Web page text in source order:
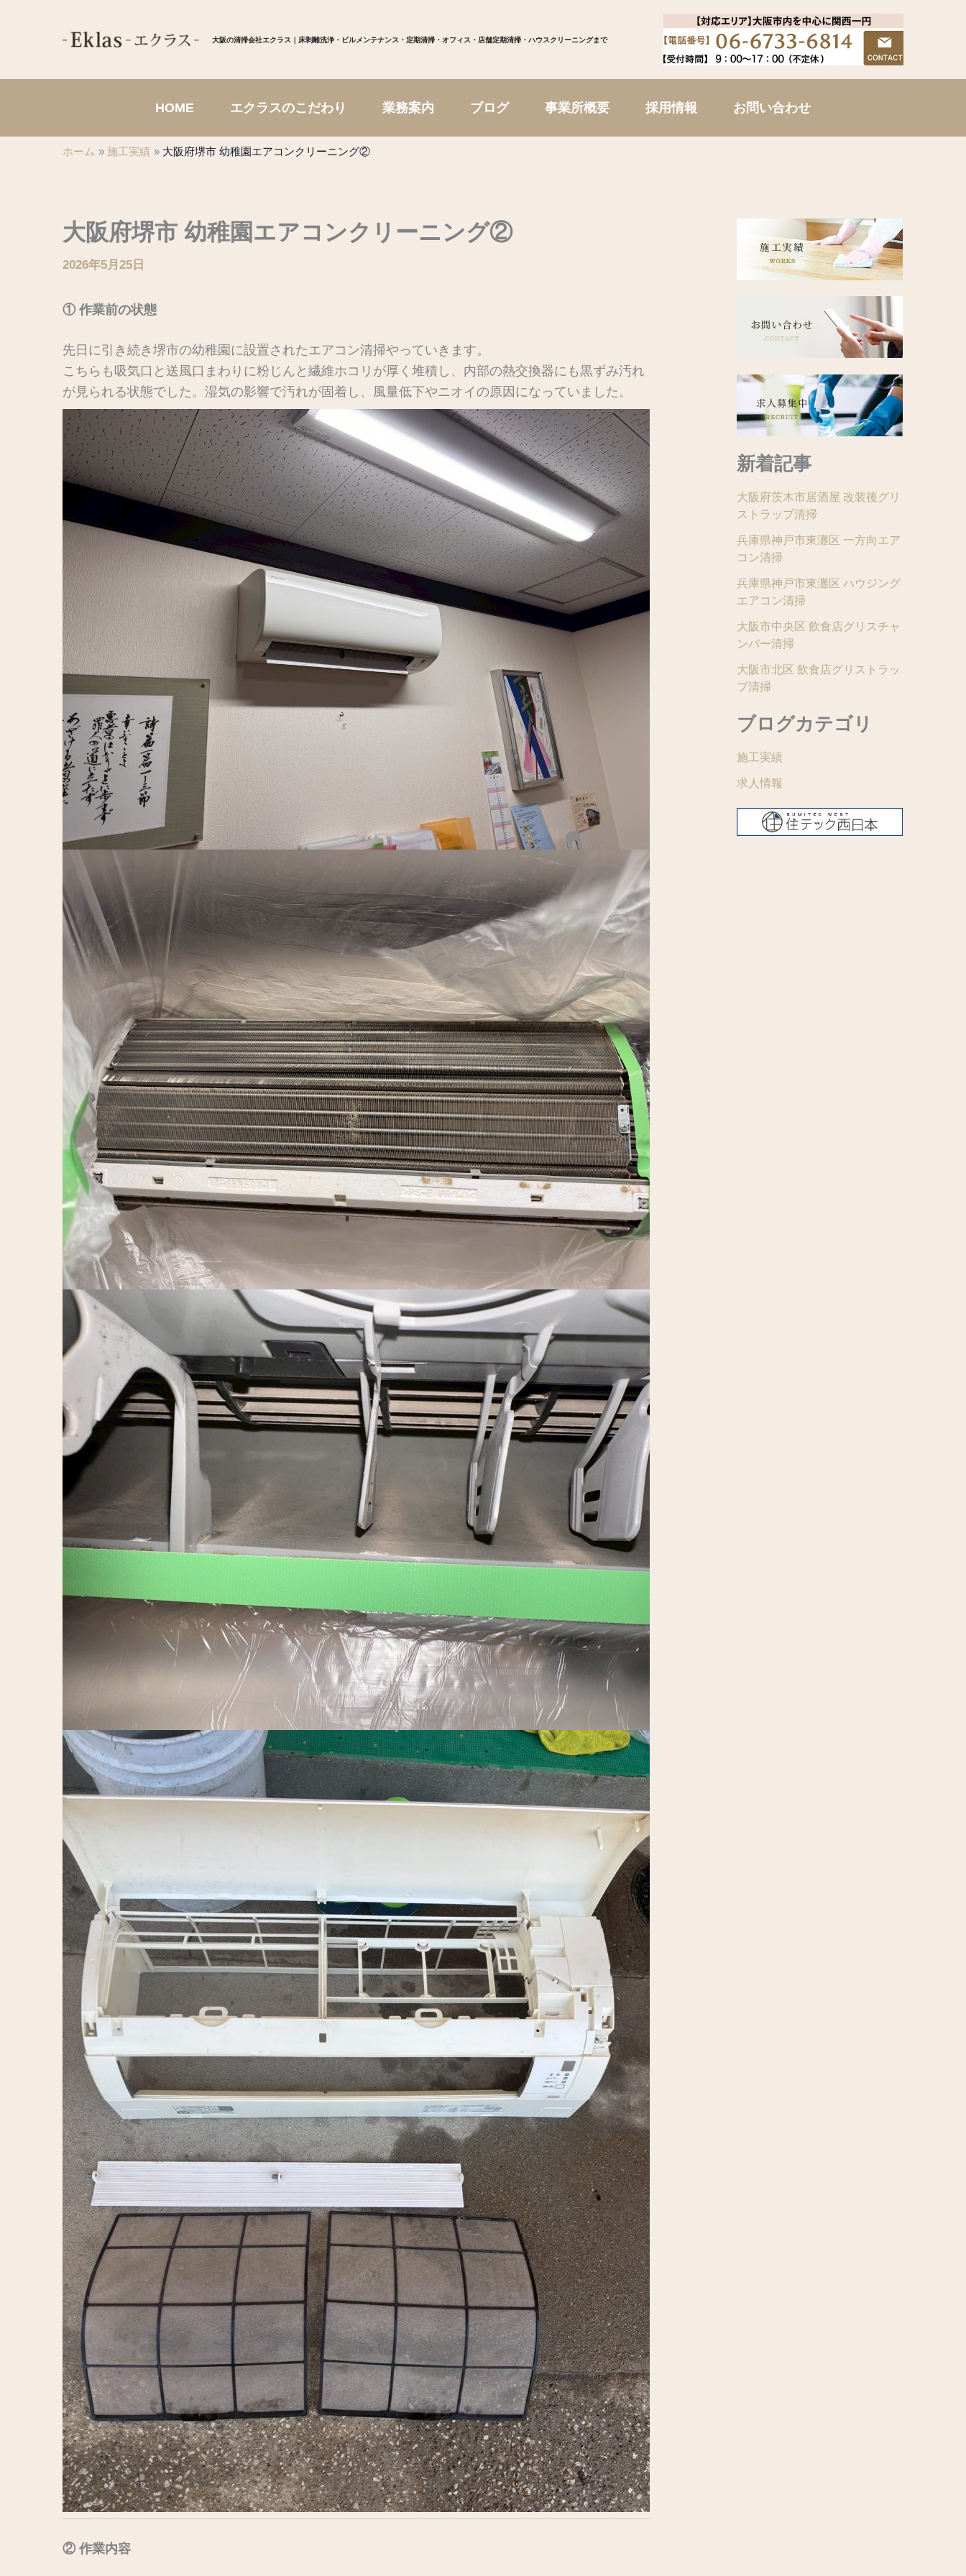
プ
大阪の清掃会社エクラス｜床剥離洗浄・ビルメンテナンス・定期清掃・オフィス・店舗定期清掃・ハウスクリーニングまで
HOME エクラスのこだわり 業務案内 ブログ 事業所概要 採用情報 お問い合わせ
ホーム 施工実績 大阪府堺市 幼稚園エアコンクリーニング②
大阪府堺市 幼稚園エアコンクリーニング②
2026年5月25日
① 作業前の状態
先日に引き続き堺市の幼稚園に設置されたエアコン清掃やっていきます。
こちらも吸気口と送風口まわりに粉じんと繊維ホコリが厚く堆積し、内部の熱交換器にも黒ずみ汚れ
が見られる状態でした。湿気の影響で汚れが固着し、風量低下やニオイの原因になっていました。
② 作業内容
新着記事
大阪府茨木市居酒屋 改装後グリ
ストラップ清掃
兵庫県神戸市東灘区 一方向エア
コン清掃
兵庫県神戸市東灘区 ハウジング
エアコン清掃
大阪市中央区 飲食店グリスチャ
ンバー清掃
大阪市北区 飲食店グリストラッ
プ清掃
ブログカテゴリ
施工実績
求人情報